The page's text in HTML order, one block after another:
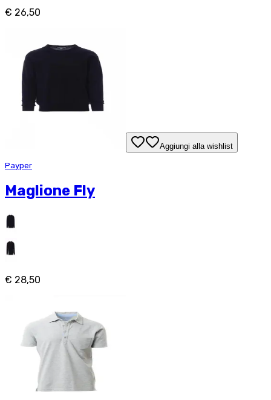
€ 26,50
Aggiungi alla wishlist
Payper
Maglione Fly
€ 28,50